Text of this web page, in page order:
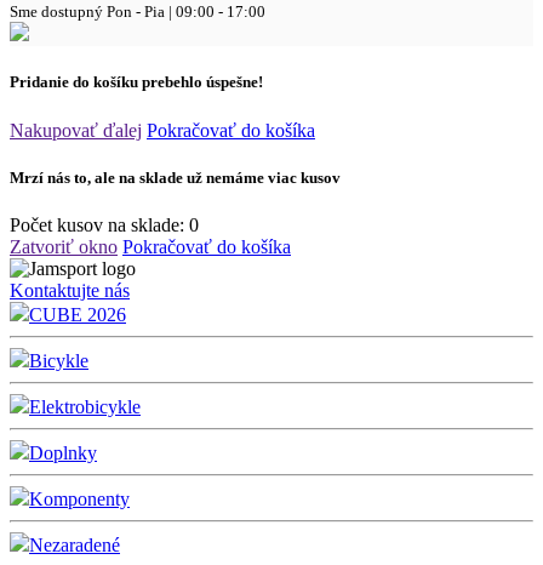
Sme dostupný Pon - Pia | 09:00 - 17:00
Pridanie do košíku prebehlo úspešne!
Nakupovať ďalej Pokračovať do košíka
Mrzí nás to, ale na sklade už nemáme viac kusov
Počet kusov na sklade: 0
Zatvoriť okno Pokračovať do košíka
Kontaktujte nás
CUBE 2026
Bicykle
Elektrobicykle
Doplnky
Komponenty
Nezaradené